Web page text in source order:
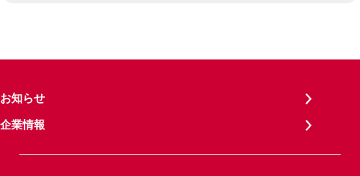
お知らせ
企業情報